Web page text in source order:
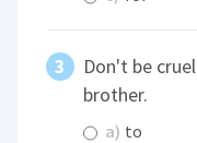
Don't be cruel
brother.
a) to